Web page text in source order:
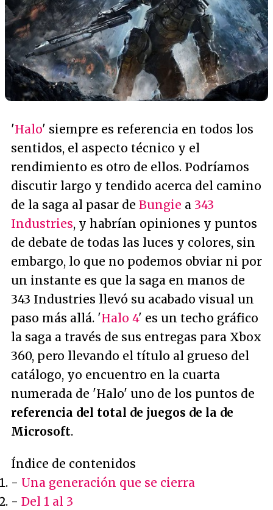
'Halo' siempre es referencia en todos los
sentidos, el aspecto técnico y el
rendimiento es otro de ellos. Podríamos
discutir largo y tendido acerca del camino
de la saga al pasar de Bungie a 343
Industries, y habrían opiniones y puntos
de debate de todas las luces y colores, sin
embargo, lo que no podemos obviar ni por
un instante es que la saga en manos de
343 Industries llevó su acabado visual un
paso más allá. 'Halo 4' es un techo gráfico
la saga a través de sus entregas para Xbox
360, pero llevando el título al grueso del
catálogo, yo encuentro en la cuarta
numerada de 'Halo' uno de los puntos de
referencia del total de juegos de la de
Microsoft.
Índice de contenidos
- Una generación que se cierra
- Del 1 al 3